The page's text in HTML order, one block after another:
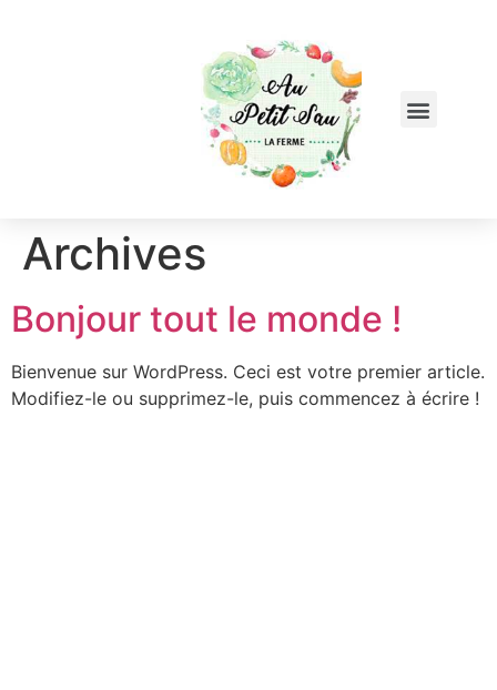
Archives
Bonjour tout le monde !
Bienvenue sur WordPress. Ceci est votre premier article.
Modifiez-le ou supprimez-le, puis commencez à écrire !